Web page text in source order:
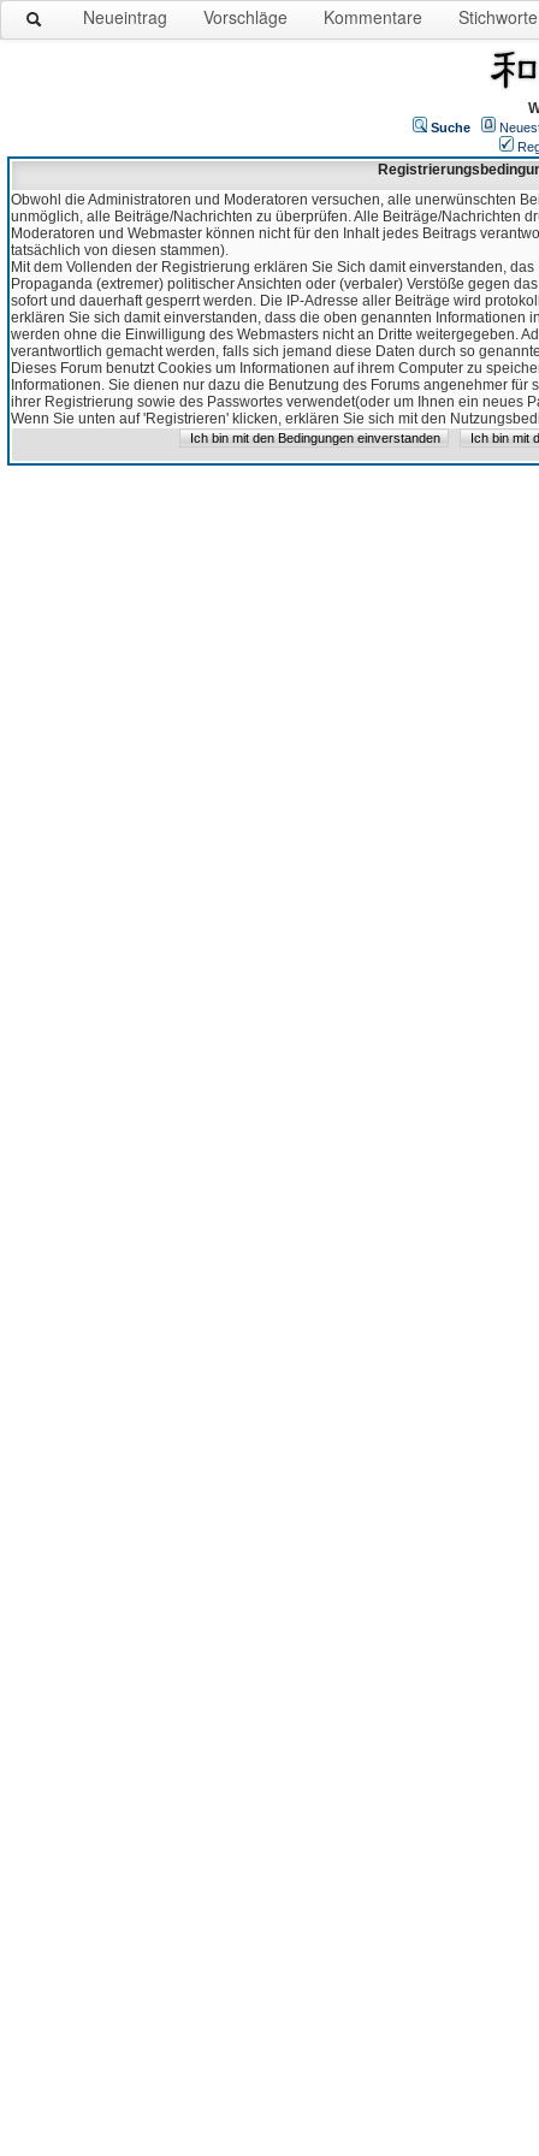
Neueintrag Vorschläge Kommentare Stichworte
Suche
Obwohl die Administratoren und Moderatoren versuchen, alle unerwünschten
unmöglich, alle Beiträge/Nachrichten zu überprüfen. Alle Beiträge/Nachrichten
Moderatoren und Webmaster können nicht für den Inhalt jedes Beitrags
tatsächlich von diesen stammen).
Mit dem Vollenden der Registrierung erklären Sie Sich damit einverstanden,
Propaganda (extremer) politischer Ansichten oder (verbaler) Verstöße gegen
sofort und dauerhaft gesperrt werden. Die IP-Adresse aller Beiträge wird
erklären Sie sich damit einverstanden, dass die oben genannten Informationen
werden ohne die Einwilligung des Webmasters nicht an Dritte weitergegeben.
verantwortlich gemacht werden, falls sich jemand diese Daten durch so
Dieses Forum benutzt Cookies um Informationen auf ihrem Computer zu
Informationen. Sie dienen nur dazu die Benutzung des Forums angenehmer
ihrer Registrierung sowie des Passwortes verwendet(oder um Ihnen ein neues
Wenn Sie unten auf 'Registrieren' klicken, erklären Sie sich mit den